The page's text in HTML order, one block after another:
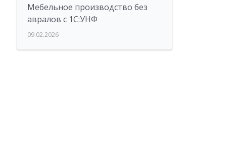
Мебельное производство без
авралов с 1С:УНФ
09.02.2026